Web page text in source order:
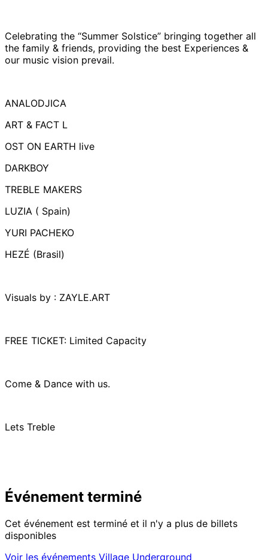
Celebrating the “Summer Solstice” bringing together all
the family & friends, providing the best Experiences &
our music vision prevail.
ANALODJICA
ART & FACT L
OST ON EARTH live
DARKBOY
TREBLE MAKERS
LUZIA ( Spain)
YURI PACHEKO
HEZÉ (Brasil)
Visuals by : ZAYLE.ART
FREE TICKET: Limited Capacity
Come & Dance with us.
Lets Treble
Événement terminé
Cet événement est terminé et il n'y a plus de billets
disponibles
Voir les événements Village Underground